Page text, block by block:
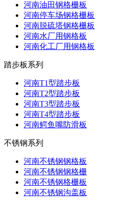
河南油田钢格栅板
河南停车场钢格栅板
河南脱硫塔钢格栅板
河南水厂用钢格板
河南化工厂用钢格板
踏步板系列
河南T1型踏步板
河南T2型踏步板
河南T3型踏步板
河南T4型踏步板
河南鳄鱼嘴防滑板
不锈钢系列
河南不锈钢钢格板
河南不锈钢钢格栅
河南不锈钢格栅板
河南不锈钢沟盖板